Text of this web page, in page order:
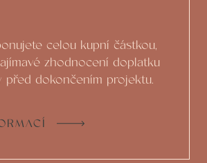
celou kupní částkou,
zhodnocení doplatku
před dokončením projektu.